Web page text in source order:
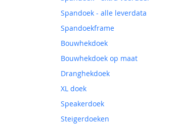
Spandoek - alle leverdata
Spandoekframe
Bouwhekdoek
Bouwhekdoek op maat
Dranghekdoek
XL doek
Speakerdoek
Steigerdoeken